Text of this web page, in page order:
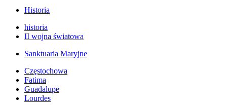
Historia
historia
II wojna światowa
Sanktuaria Maryjne
Częstochowa
Fatima
Guadalupe
Lourdes